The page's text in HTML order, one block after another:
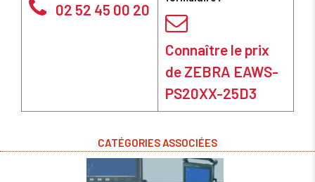
02 52 45 00 20
Connaître le prix
de ZEBRA EAWS-
PS20XX-25D3
CATÉGORIES ASSOCIÉES